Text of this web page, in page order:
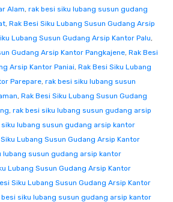
Alam, rak besi siku lubang susun gudang
, Rak Besi Siku Lubang Susun Gudang Arsip
Lubang Susun Gudang Arsip Kantor Palu,
Gudang Arsip Kantor Pangkajene, Rak Besi
Arsip Kantor Paniai, Rak Besi Siku Lubang
Parepare, rak besi siku lubang susun
, Rak Besi Siku Lubang Susun Gudang
, rak besi siku lubang susun gudang arsip
lubang susun gudang arsip kantor
Lubang Susun Gudang Arsip Kantor
lubang susun gudang arsip kantor
Lubang Susun Gudang Arsip Kantor
Siku Lubang Susun Gudang Arsip Kantor
besi siku lubang susun gudang arsip kantor